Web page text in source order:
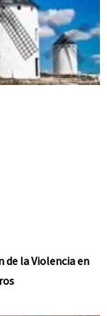
de la Violencia en